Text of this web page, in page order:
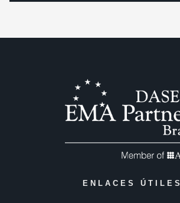
ENLACES ÚTILES